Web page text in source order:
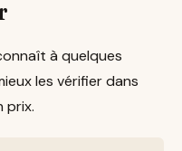
à quelques
les vérifier dans
prix.